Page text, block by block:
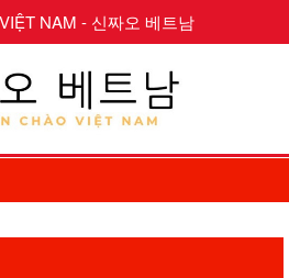
NAM - 신짜오 베트남